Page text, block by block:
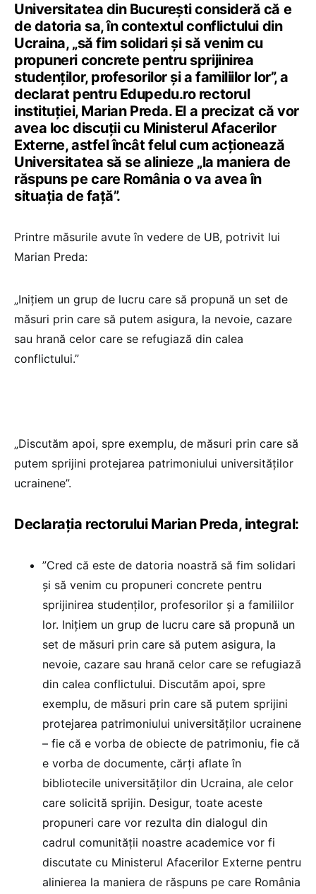
Universitatea din București consideră că e
de datoria sa, în contextul conflictului din
Ucraina, „să fim solidari și să venim cu
propuneri concrete pentru sprijinirea
studenților, profesorilor și a familiilor lor”, a
declarat pentru Edupedu.ro rectorul
instituției, Marian Preda. El a precizat că vor
avea loc discuții cu Ministerul Afacerilor
Externe, astfel încât felul cum acționează
Universitatea să se alinieze „la maniera de
răspuns pe care România o va avea în
situația de față”.
Printre măsurile avute în vedere de UB, potrivit lui
Marian Preda:
„Inițiem un grup de lucru care să propună un set de
măsuri prin care să putem asigura, la nevoie, cazare
sau hrană celor care se refugiază din calea
conflictului.”
„Discutăm apoi, spre exemplu, de măsuri prin care să
putem sprijini protejarea patrimoniului universităților
ucrainene”.
Declarația rectorului Marian Preda, integral:
”Cred că este de datoria noastră să fim solidari
și să venim cu propuneri concrete pentru
sprijinirea studenților, profesorilor și a familiilor
lor. Inițiem un grup de lucru care să propună un
set de măsuri prin care să putem asigura, la
nevoie, cazare sau hrană celor care se refugiază
din calea conflictului. Discutăm apoi, spre
exemplu, de măsuri prin care să putem sprijini
protejarea patrimoniului universităților ucrainene
– fie că e vorba de obiecte de patrimoniu, fie că
e vorba de documente, cărți aflate în
bibliotecile universităților din Ucraina, ale celor
care solicită sprijin. Desigur, toate aceste
propuneri care vor rezulta din dialogul din
cadrul comunității noastre academice vor fi
discutate cu Ministerul Afacerilor Externe pentru
alinierea la maniera de răspuns pe care România